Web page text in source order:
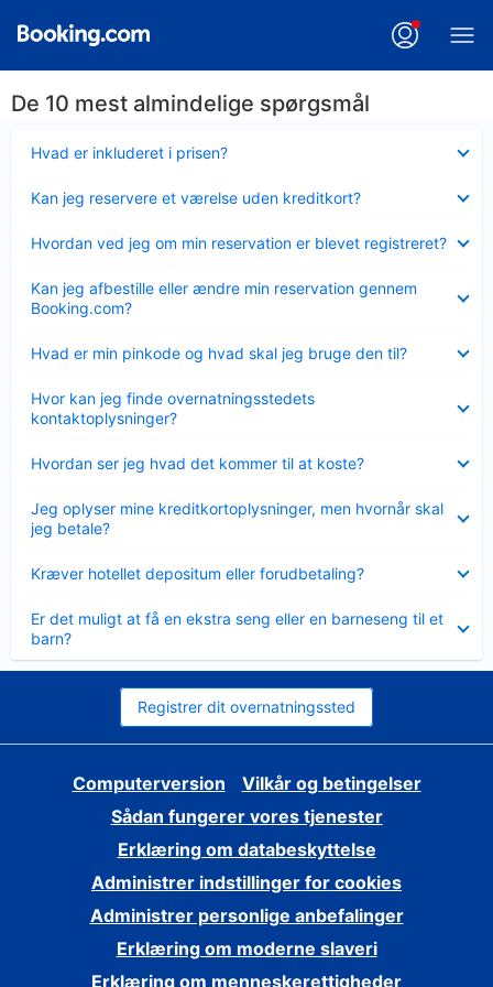
De 10 mest almindelige spørgsmål
Hvad er inkluderet i prisen?
Kan jeg reservere et værelse uden kreditkort?
Hvordan ved jeg om min reservation er blevet registreret?
Kan jeg afbestille eller ændre min reservation gennem
Booking.com?
Hvad er min pinkode og hvad skal jeg bruge den til?
Hvor kan jeg finde overnatningsstedets
kontaktoplysninger?
Hvordan ser jeg hvad det kommer til at koste?
Jeg oplyser mine kreditkortoplysninger, men hvornår skal
jeg betale?
Kræver hotellet depositum eller forudbetaling?
Er det muligt at få en ekstra seng eller en barneseng til et
barn?
Registrer dit overnatningssted
Computerversion
Vilkår og betingelser
Sådan fungerer vores tjenester
Erklæring om databeskyttelse
Administrer indstillinger for cookies
Administrer personlige anbefalinger
Erklæring om moderne slaveri
Erklæring om menneskerettigheder